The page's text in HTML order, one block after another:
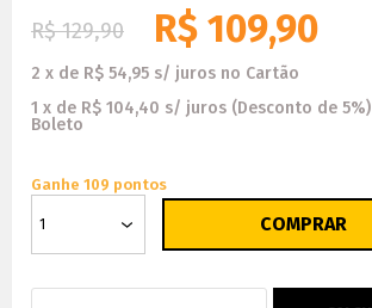
R$ 129,90 R$ 109,90
2 x de R$ 54,95 s/ juros no Cartão
1 x de R$ 104,40 s/ juros (Desconto de 5%)
Boleto
Ganhe 109 pontos